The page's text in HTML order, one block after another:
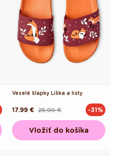
Veselé šľapky Líška a listy
Pôvodná25.99 €
Akciová
17.99 € -31%
Vložiť do košíka